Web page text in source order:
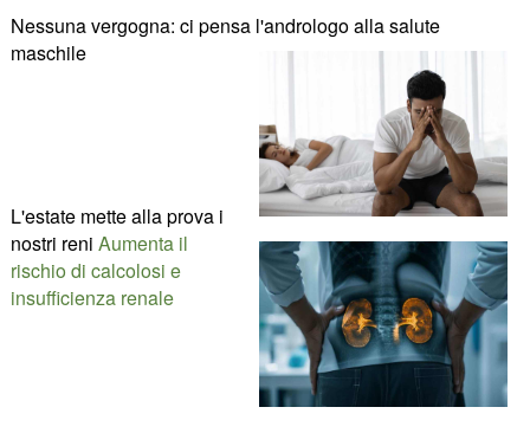
Nessuna vergogna: ci pensa l'andrologo alla salute
maschile
L'estate mette alla prova i
nostri reni Aumenta il
rischio di calcolosi e
insufficienza renale